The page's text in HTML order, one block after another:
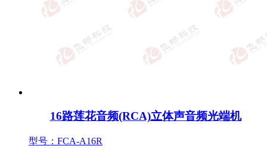
16路莲花音频(RCA)立体声音频光端机
型号：FCA-A16R